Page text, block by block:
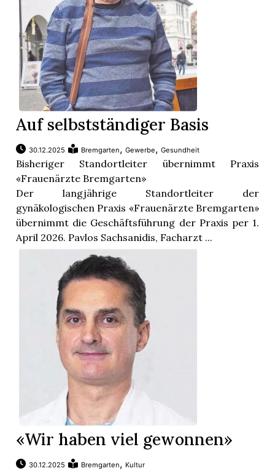
Auf selbstständiger Basis
30.12.2025 Bremgarten,Gewerbe,Gesundheit
Bisheriger Standortleiter übernimmt Praxis
«Frauenärzte Bremgarten»
Der langjährige Standortleiter der
gynäkologischen Praxis «Frauenärzte Bremgarten»
übernimmt die Geschäftsführung der Praxis per 1.
April 2026. Pavlos Sachsanidis, Facharzt ...
«Wir haben viel gewonnen»
30.12.2025 Bremgarten, Kultur